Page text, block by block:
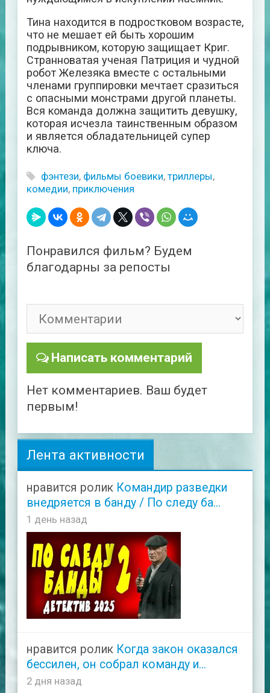
Тина находится в подростковом возрасте,
что не мешает ей быть хорошим
подрывником, которую защищает Криг.
Странноватая ученая Патриция и чудной
робот Железяка вместе с остальными
членами группировки мечтает сразиться
с опасными монстрами другой планеты.
Вся команда должна защитить девушку,
которая исчезла таинственным образом
и является обладательницей супер
ключа.
фэнтези, фильмы боевики, триллеры,
комедии, приключения
Понравился фильм? Будем
благодарны за репосты
Написать комментарий
Нет комментариев. Ваш будет
первым!
Лента активности
нравится ролик Командир разведки
внедряется в банду / По следу ба...
1 день назад
нравится ролик Когда закон оказался
бессилен, он собрал команду и...
2 дня назад